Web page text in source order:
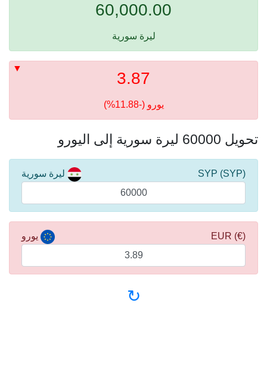
60,000.00
ليرة سورية
3.87
يورو (-11.88%)
تحويل 60000 ليرة سورية إلى اليورو
ليرة سورية (SYP) SYP
يورو (€) EUR
↻